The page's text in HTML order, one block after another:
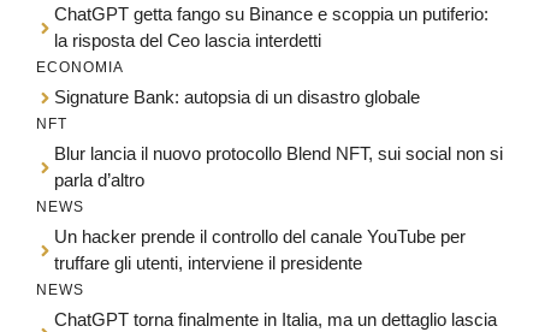
ChatGPT getta fango su Binance e scoppia un putiferio:
la risposta del Ceo lascia interdetti
ECONOMIA
Signature Bank: autopsia di un disastro globale
NFT
Blur lancia il nuovo protocollo Blend NFT, sui social non si
parla d’altro
NEWS
Un hacker prende il controllo del canale YouTube per
truffare gli utenti, interviene il presidente
NEWS
ChatGPT torna finalmente in Italia, ma un dettaglio lascia